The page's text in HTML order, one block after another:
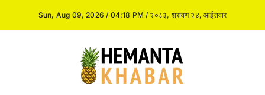
Sun, Aug 09, 2026 / 04:18 PM / २०८३, श्रावण २४, आईतवार